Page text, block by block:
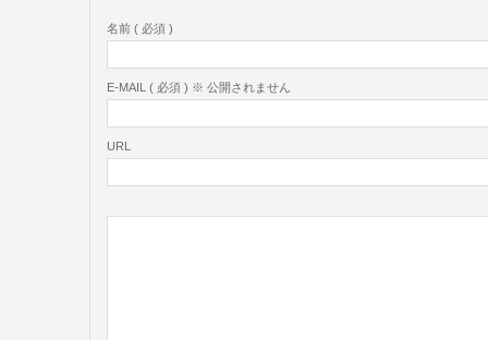
名前 ( 必須 )
E-MAIL ( 必須 ) ※ 公開されません
URL